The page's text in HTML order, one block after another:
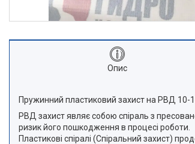
Опис
Пружинний пластиковий захист на РВД 10-
РВД захист являє собою спіраль з
ризик його пошкодження в процесі роботи.
Пластикові спіралі (Спіральний захист)